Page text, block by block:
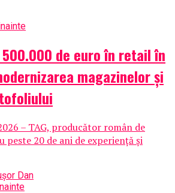
500.000 de euro în retail în
magazinelor și
– TAG, producător român de
peste 20 de ani de experiență și